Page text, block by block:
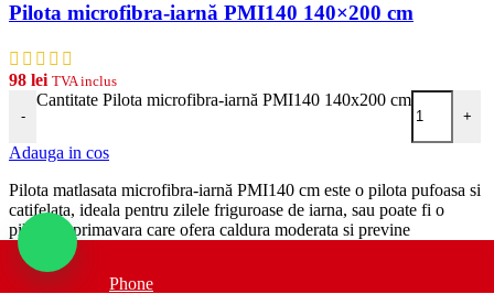
Pilota microfibra-iarnă PMI140 140×200 cm
98 lei TVA inclus
-
Cantitate Pilota microfibra-iarnă PMI140 140x200 cm
+
Adauga in cos
Pilota matlasata microfibra-iarnă PMI140 cm este o pilota pufoasa si
catifelata, ideala pentru zilele friguroase de iarna, sau poate fi o
pilota de primavara care ofera caldura moderata si previne
transpiratia. Aceasta pilota matlasata are fetele din microfibra si
umplutura din puf siliconizat antialergic, pentru confort maxim.
Phone